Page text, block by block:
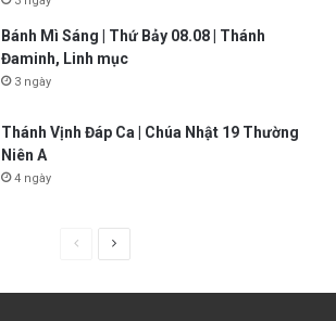
Bánh Mì Sáng | Thứ Bảy 08.08 | Thánh
Đaminh, Linh mục
3 ngày
Thánh Vịnh Đáp Ca | Chúa Nhật 19 Thường
Niên A
4 ngày